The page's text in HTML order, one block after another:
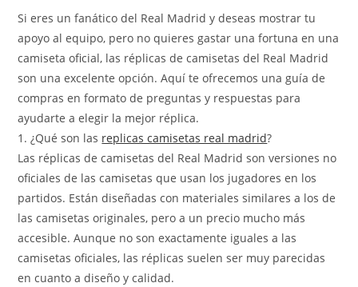
entrada:
Si eres un fanático del Real Madrid y deseas mostrar tu
apoyo al equipo, pero no quieres gastar una fortuna en una
camiseta oficial, las réplicas de camisetas del Real Madrid
son una excelente opción. Aquí te ofrecemos una guía de
compras en formato de preguntas y respuestas para
ayudarte a elegir la mejor réplica.
1. ¿Qué son las replicas camisetas real madrid?
Las réplicas de camisetas del Real Madrid son versiones no
oficiales de las camisetas que usan los jugadores en los
partidos. Están diseñadas con materiales similares a los de
las camisetas originales, pero a un precio mucho más
accesible. Aunque no son exactamente iguales a las
camisetas oficiales, las réplicas suelen ser muy parecidas
en cuanto a diseño y calidad.